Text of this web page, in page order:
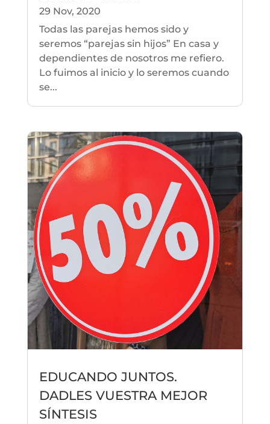
29 Nov, 2020
Todas las parejas hemos sido y
seremos “parejas sin hijos” En casa y
dependientes de nosotros me refiero.
Lo fuimos al inicio y lo seremos cuando
se...
EDUCANDO JUNTOS.
DADLES VUESTRA MEJOR
SÍNTESIS